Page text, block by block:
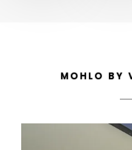
MOHLO BY